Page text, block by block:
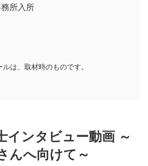
所入所
は、取材時のものです。
インタビュー動画 ～
んへ向けて～